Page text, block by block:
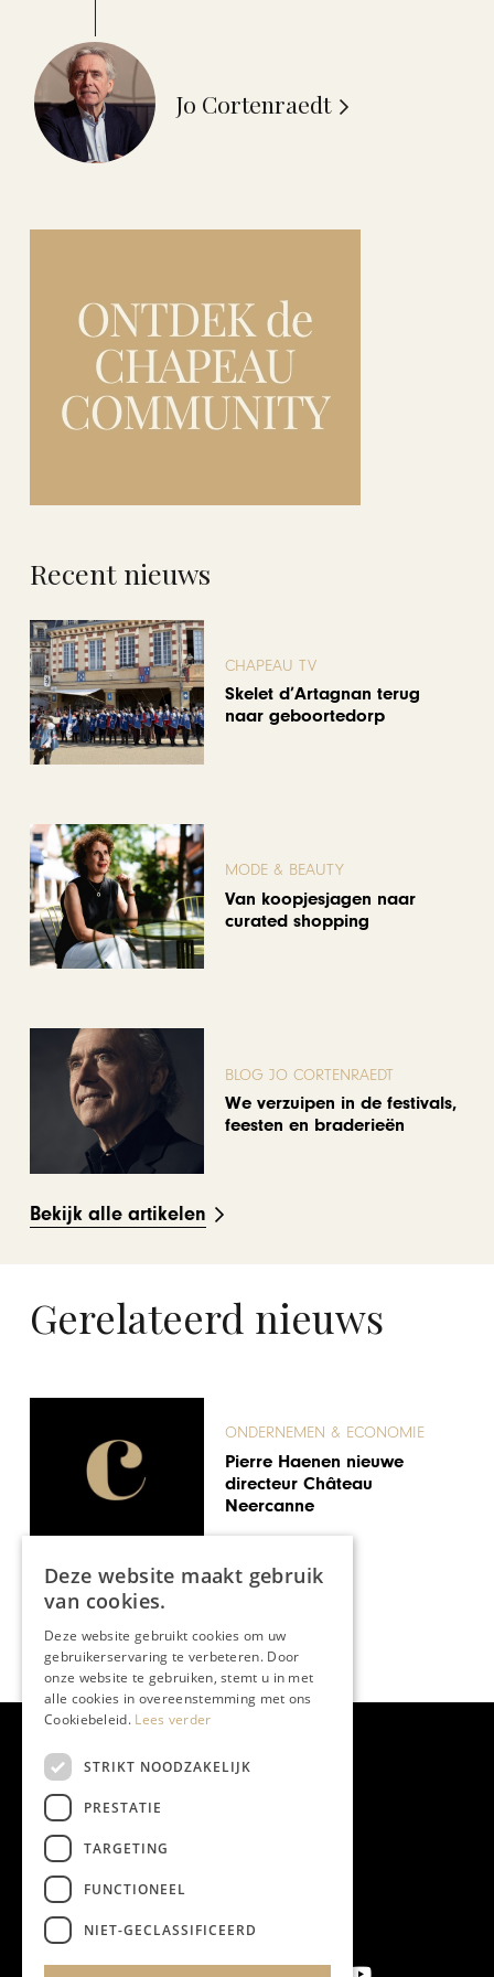
Jo Cortenraedt
Recent nieuws
CHAPEAU TV
Skelet d’Artagnan terug
naar geboortedorp
MODE & BEAUTY
Van koopjesjagen naar
curated shopping
BLOG JO CORTENRAEDT
We verzuipen in de festivals,
feesten en braderieën
Bekijk alle artikelen
Gerelateerd nieuws
ONDERNEMEN & ECONOMIE
Pierre Haenen nieuwe
directeur Château
Neercanne
Deze website maakt gebruik
van cookies.
Deze website gebruikt cookies om uw
gebruikerservaring te verbeteren. Door
onze website te gebruiken, stemt u in met
alle cookies in overeenstemming met ons
Cookiebeleid. Lees verder
STRIKT NOODZAKELIJK
PRESTATIE
TARGETING
FUNCTIONEEL
NIET-GECLASSIFICEERD